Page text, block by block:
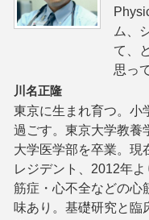
ム、
て、
思っ
川名正隆
東京に生まれ育つ。小
過ごす。東京大学教養
大学医学部を卒業。現
レジデント、2012年
筋症・心不全などの心
味あり。基礎研究と臨